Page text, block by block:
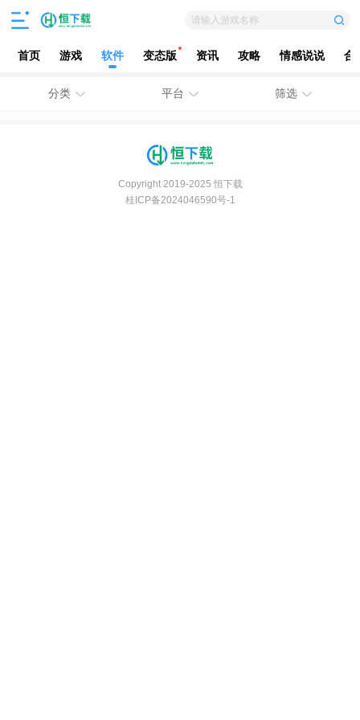
请输入游戏名称
首页 游戏 软件 变态版 资讯 攻略 情感说说 合
分类 平台 筛选
Copyright 2019-2025 恒下载
桂ICP备2024046590号-1